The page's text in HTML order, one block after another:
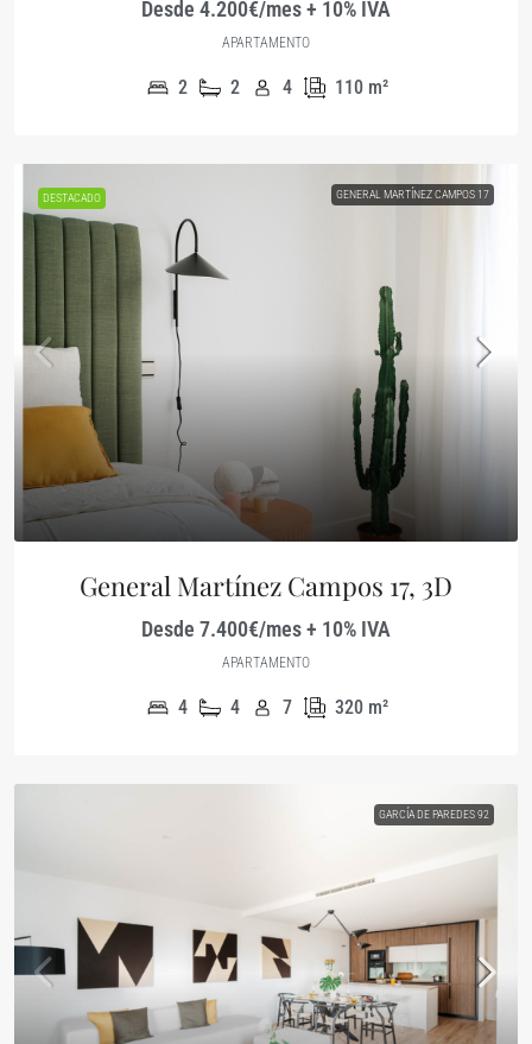
Desde 4.200€/mes + 10% IVA
APARTAMENTO
2 2 4 110 m²
DESTACADO GENERAL MARTÍNEZ CAMPOS 17
General Martínez Campos 17, 3D
Desde 7.400€/mes + 10% IVA
APARTAMENTO
4 4 7 320 m²
GARCÍA DE PAREDES 92